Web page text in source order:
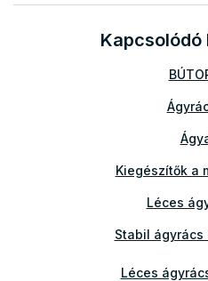
Kiegészítők a
Léces
Stabil ágyrács
Léces